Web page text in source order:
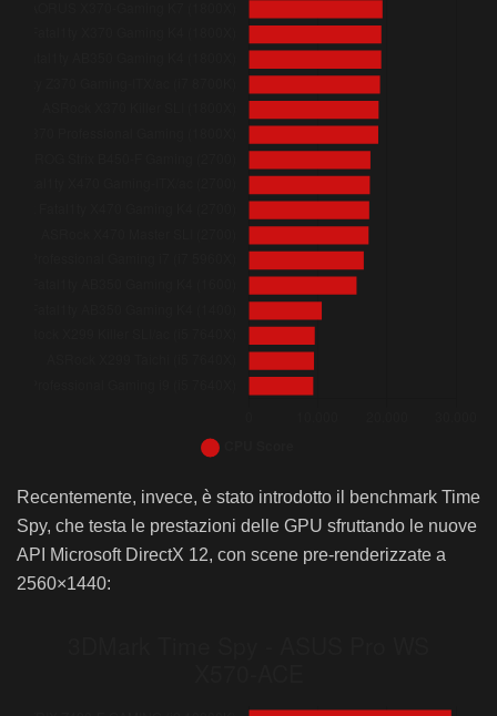
3DMark Fire Strike – ASUS Pro WS X570-ACE
Bar chart. Data table with 47 rows and 2 columns follows.
3DMark Fire Strike – ASUS Pro WS X570-
ASUS ROG STRIX Z490-E GAMING (i9 10900K)
Recentemente, invece, è stato introdotto il benchmark Time
Spy, che testa le prestazioni delle GPU sfruttando le nuove
API Microsoft DirectX 12, con scene pre-renderizzate a
2560×1440: